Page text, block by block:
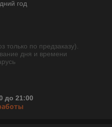
год
только по предзаказу).
дня и времени
до 21:00